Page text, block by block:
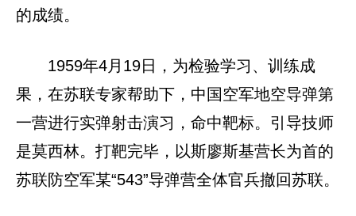
的成绩。
1959年4月19日，为检验学习、训练成
果，在苏联专家帮助下，中国空军地空导弹第
一营进行实弹射击演习，命中靶标。引导技师
是莫西林。打靶完毕，以斯廖斯基营长为首的
苏联防空军某“543”导弹营全体官兵撤回苏联。